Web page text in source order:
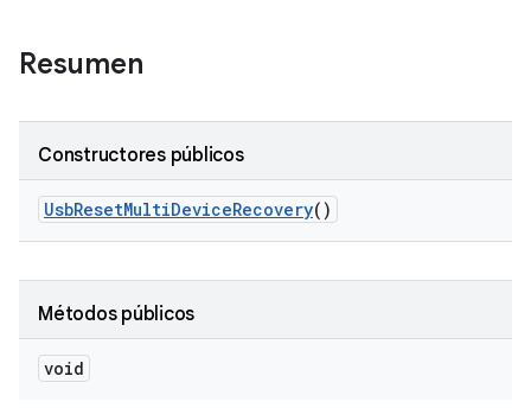
Resumen
Constructores públicos
UsbResetMultiDeviceRecovery()
Métodos públicos
void